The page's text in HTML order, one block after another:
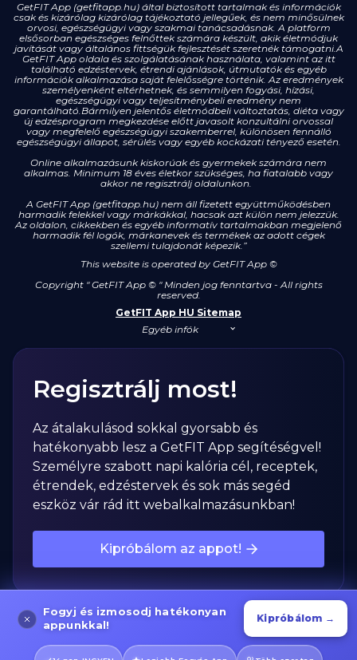
Fogyj és izmosodj hatékonyan
appunkkal!
Kipróbálom →
GetFIT App (getfitapp.hu) által biztosított tartalmak és információk
csak és kizárólag kizárólag tájékoztató jellegűek, és nem minősülnek
orvosi, egészségügyi vagy szakmai tanácsadásnak. A platform
elsősorban egészséges felnőttek számára készült, akik életmódjuk
javítását vagy általános fittségük fejlesztését szeretnék támogatni.A
GetFIT App oldala és szolgálatásának használata, valamint az itt
található edzéstervek, étrendi ajánlások, útmutatók és egyéb
információk alkalmazása saját felelősségre történik. Az eredmények
személyenként eltérhetnek, és semmilyen fogyási, hízási,
egészségügyi vagy teljesítménybeli eredmény nem
garantálható.Bármilyen jelentős életmódbeli változtatás, diéta vagy
új edzésprogram megkezdése előtt javasolt konzultálni orvossal
vagy megfelelő egészségügyi szakemberrel, különösen fennálló
egészségügyi állapot, sérülés vagy egyéb kockázati tényező esetén.
Online alkalmazásunk kiskorúak és gyermekek számára nem
alkalmas. Minimum 18 éves életkor szükséges, ha fiatalabb vagy
akkor ne regisztrálj oldalunkon.
A GetFIT App (getfitapp.hu) nem áll fizetett együttműködésben
harmadik felekkel vagy márkákkal, hacsak azt külön nem jelezzük.
Az oldalon, cikkekben és egyéb informatív tartalmakban megjelenő
harmadik fél logók, márkanevek és termékek az adott cégek
szellemi tulajdonát képezik.”
This website is operated by GetFIT App ©
Copyright " GetFIT App © " Minden jog fenntartva - All rights
reserved.
GetFIT App HU Sitemap
Egyéb infók
Regisztrálj most!
Az átalakulásod sokkal gyorsabb és
hatékonyabb lesz a GetFIT App segítéségvel!
Személyre szabott napi kalória cél, receptek,
étrendek, edzéstervek és sok más segéd
eszköz vár rád itt webalkalmazásunkban!
Kipróbálom az appot!